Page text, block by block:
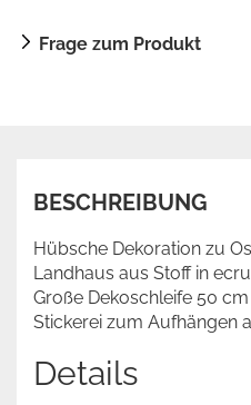
Frage zum Produkt
BESCHREIBUNG
Hübsche Dekoration zu
Landhaus aus Stoff in
Große Dekoschleife 50
Stickerei zum Aufhängen
Details